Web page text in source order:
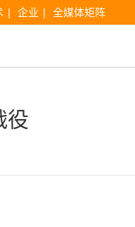
| 企业 | 全媒体矩阵
役